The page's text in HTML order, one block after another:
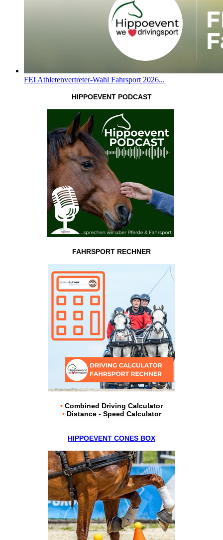
FEI Athletenvertreter-Wahl Fahrsport 2026...
HIPPOEVENT PODCAST
FAHRSPORT RECHNER
• Combined Driving Calculator
•Distance - Speed Calculator
HIPPOEVENT CONES BOX